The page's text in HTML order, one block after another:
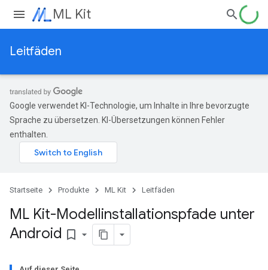
ML Kit
Leitfäden
Google verwendet KI-Technologie, um Inhalte in Ihre bevorzugte
Sprache zu übersetzen. KI-Übersetzungen können Fehler
enthalten.
Startseite Produkte ML Kit Leitfäden
ML Kit-Modellinstallationspfade unter
Android bookmark_border